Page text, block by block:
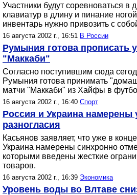
Участники будут соревноваться
клавиатур в длину и пинание
инвентарь нужно привозить с
16 августа 2002 г., 16:51 В России
Румыния готова прописать
"Маккаби"
Согласно поступившим сюда
Румыния готова принимать
матчи "Маккаби" из Хайфы в
16 августа 2002 г., 16:40 Спорт
Россия и Украина намерены
разногласия
Касьянов заявляет, что уже в
Украина намерены синхронно
которыми введены жесткие
товаров.
16 августа 2002 г., 16:39 Экономика
Уровень воды во Влтаве